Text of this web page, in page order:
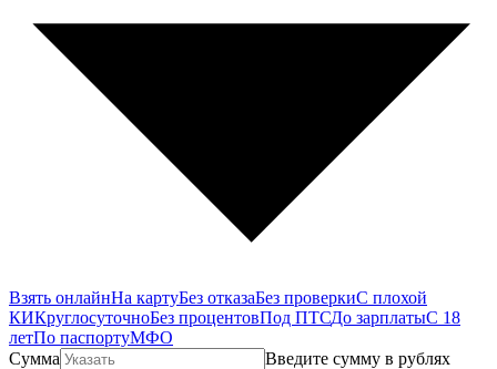
Взять онлайнНа картуБез отказаБез проверкиС плохой
КИКруглосуточноБез процентовПод ПТСДо зарплатыС 18
летПо паспортуМФО
Сумма
Введите сумму в рублях